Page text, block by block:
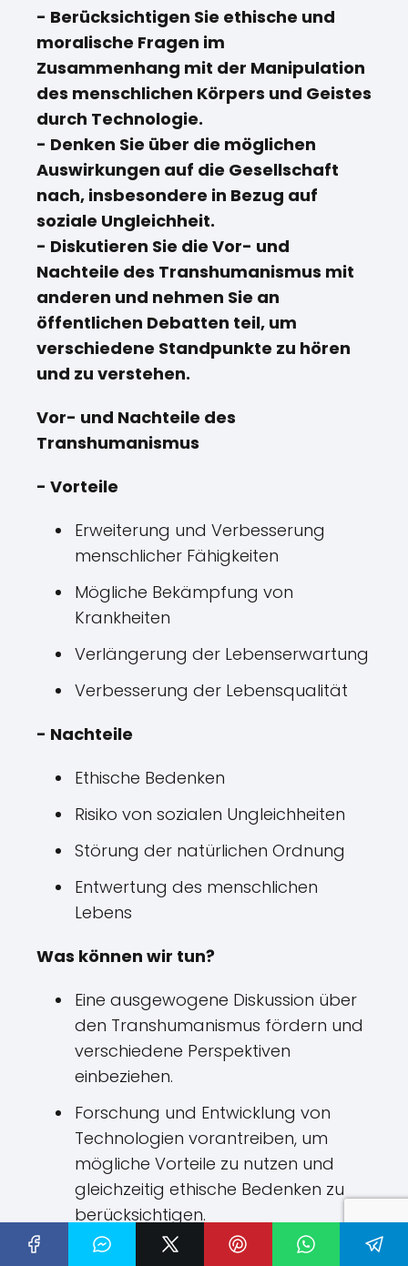
- Berücksichtigen Sie ethische und
moralische Fragen im
Zusammenhang mit der Manipulation
des menschlichen Körpers und Geistes
durch Technologie.
- Denken Sie über die möglichen
Auswirkungen auf die Gesellschaft
nach, insbesondere in Bezug auf
soziale Ungleichheit.
- Diskutieren Sie die Vor- und
Nachteile des Transhumanismus mit
anderen und nehmen Sie an
öffentlichen Debatten teil, um
verschiedene Standpunkte zu hören
und zu verstehen.
Vor- und Nachteile des
Transhumanismus
- Vorteile
Erweiterung und Verbesserung
menschlicher Fähigkeiten
Mögliche Bekämpfung von
Krankheiten
Verlängerung der Lebenserwartung
Verbesserung der Lebensqualität
- Nachteile
Ethische Bedenken
Risiko von sozialen Ungleichheiten
Störung der natürlichen Ordnung
Entwertung des menschlichen
Lebens
Was können wir tun?
Eine ausgewogene Diskussion über
den Transhumanismus fördern und
verschiedene Perspektiven
einbeziehen.
Forschung und Entwicklung von
Technologien vorantreiben, um
mögliche Vorteile zu nutzen und
gleichzeitig ethische Bedenken zu
berücksichtigen.
Sich für den Zugang zu